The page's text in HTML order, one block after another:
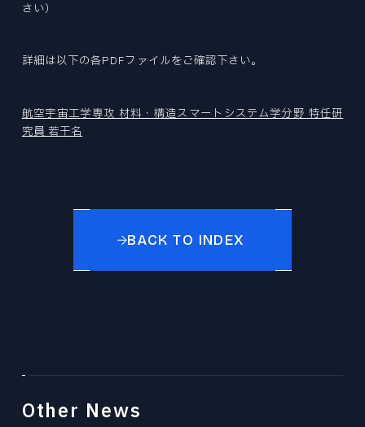
PRESS
機械系同窓会
自動車の過去・未来館
〒980-8579
宮城県仙台市青葉区荒巻字青葉 6-6-01
さい）
詳細は以下の各PDFファイルをご確認下さい。
航空宇宙工学専攻 材料・構造スマートシステム学分野 特任研
究員 若干名
BACK TO INDEX
Other News